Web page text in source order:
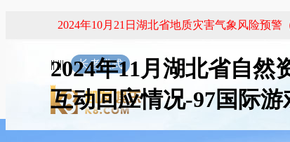
|| ||| 长者模式
2024年11月湖北省自然
互动回应情况-97国际游